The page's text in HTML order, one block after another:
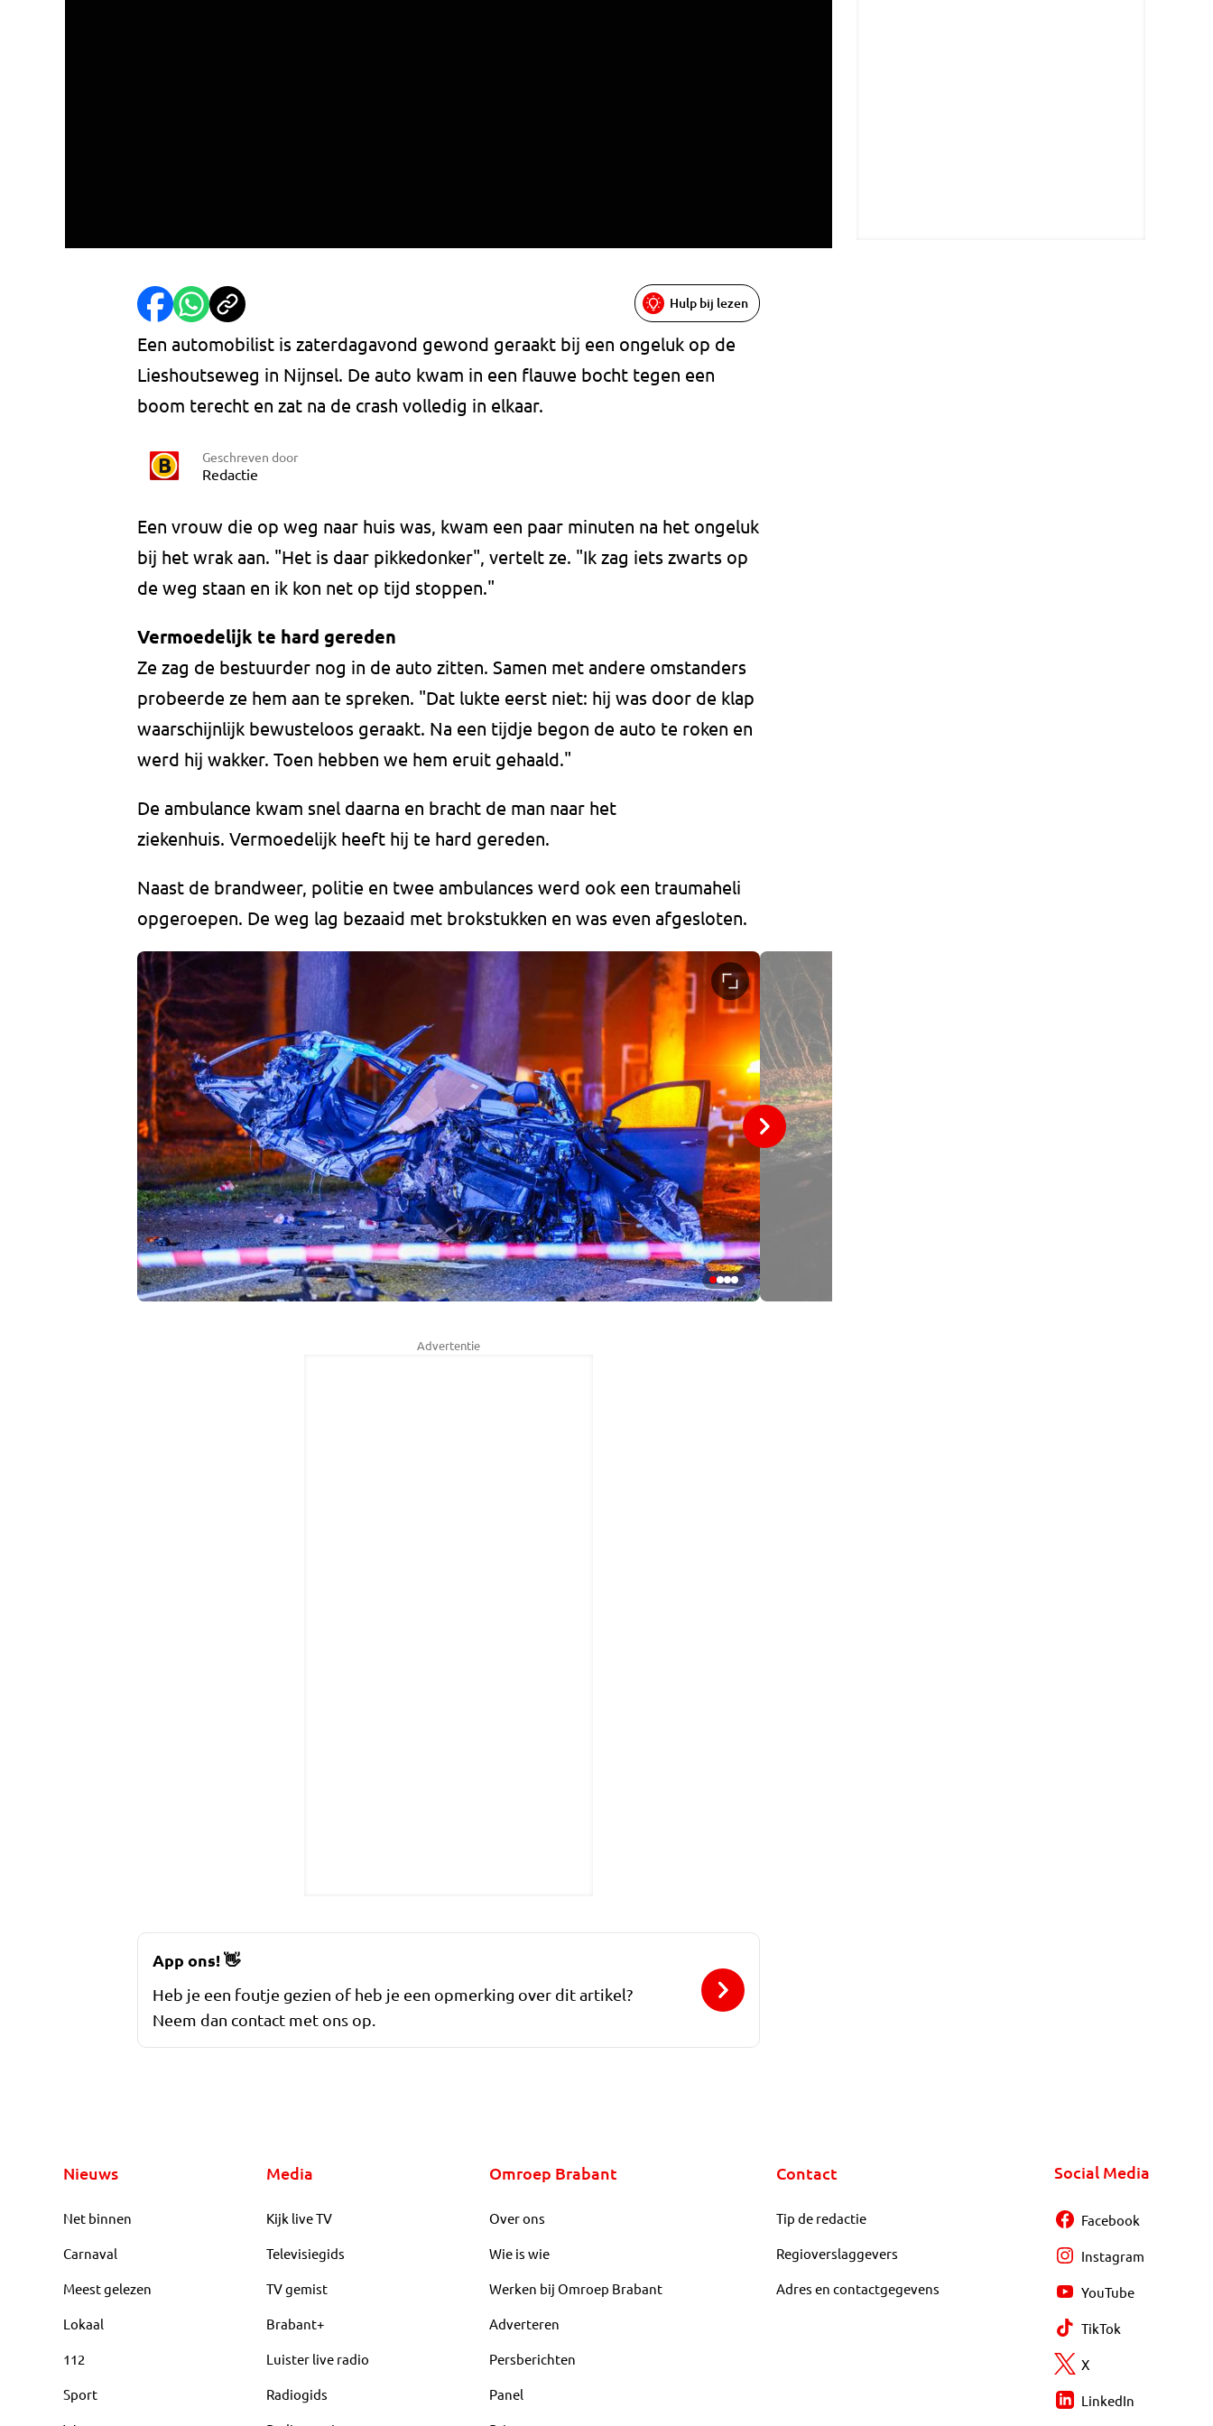
Hulp bij lezen
Een automobilist is zaterdagavond gewond geraakt bij een ongeluk op de
Lieshoutseweg in Nijnsel. De auto kwam in een flauwe bocht tegen een
boom terecht en zat na de crash volledig in elkaar.
Geschreven door
Redactie
Een vrouw die op weg naar huis was, kwam een paar minuten na het ongeluk
bij het wrak aan. "Het is daar pikkedonker", vertelt ze. "Ik zag iets zwarts op
de weg staan en ik kon net op tijd stoppen."
Vermoedelijk te hard gereden
Ze zag de bestuurder nog in de auto zitten. Samen met andere omstanders
probeerde ze hem aan te spreken. "Dat lukte eerst niet: hij was door de klap
waarschijnlijk bewusteloos geraakt. Na een tijdje begon de auto te roken en
werd hij wakker. Toen hebben we hem eruit gehaald."
De ambulance kwam snel daarna en bracht de man naar het
ziekenhuis. Vermoedelijk heeft hij te hard gereden.
Naast de brandweer, politie en twee ambulances werd ook een traumaheli
opgeroepen. De weg lag bezaaid met brokstukken en was even afgesloten.
Advertentie
App ons!👋
Heb je een foutje gezien of heb je een opmerking over dit artikel?
Neem dan contact met ons op.
Nieuws
Net binnen
Carnaval
Meest gelezen
Lokaal
112
Sport
Media
Kijk live TV
Televisiegids
TV gemist
Brabant+
Luister live radio
Radiogids
Omroep Brabant
Over ons
Wie is wie
Werken bij Omroep Brabant
Adverteren
Persberichten
Panel
Contact
Tip de redactie
Regioverslaggevers
Adres en contactgegevens
Social Media
Facebook
Instagram
YouTube
TikTok
X
LinkedIn